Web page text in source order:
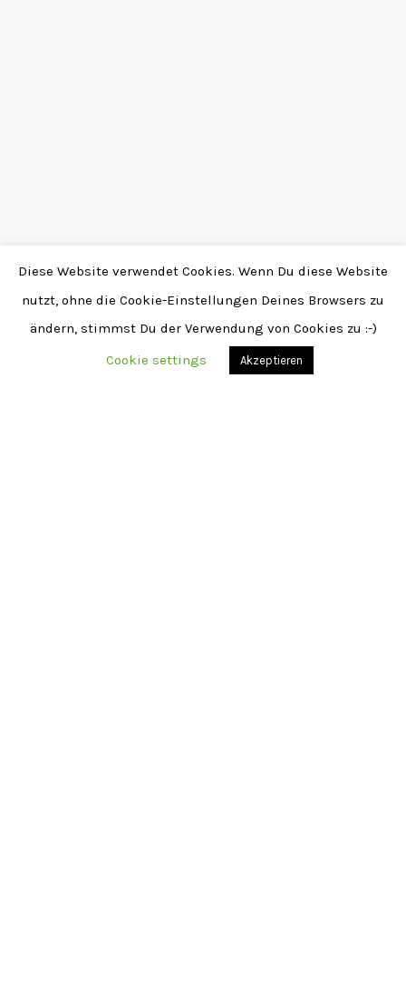
Diese Website verwendet Cookies. Wenn Du diese Website
nutzt, ohne die Cookie-Einstellungen Deines Browsers zu
ändern, stimmst Du der Verwendung von Cookies zu :-)
Cookie settings
Akzeptieren